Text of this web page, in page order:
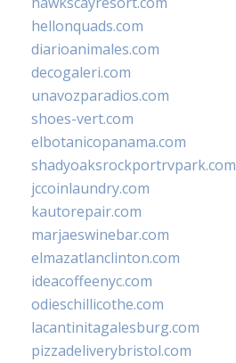
hellonquads.com
diarioanimales.com
decogaleri.com
unavozparadios.com
shoes-vert.com
elbotanicopanama.com
shadyoaksrockportrvpark.com
jccoinlaundry.com
kautorepair.com
marjaeswinebar.com
elmazatlanclinton.com
ideacoffeenyc.com
odieschillicothe.com
lacantinitagalesburg.com
pizzadeliverybristol.com